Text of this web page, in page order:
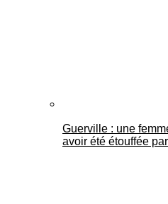
Guerville : une
avoir été étouffée